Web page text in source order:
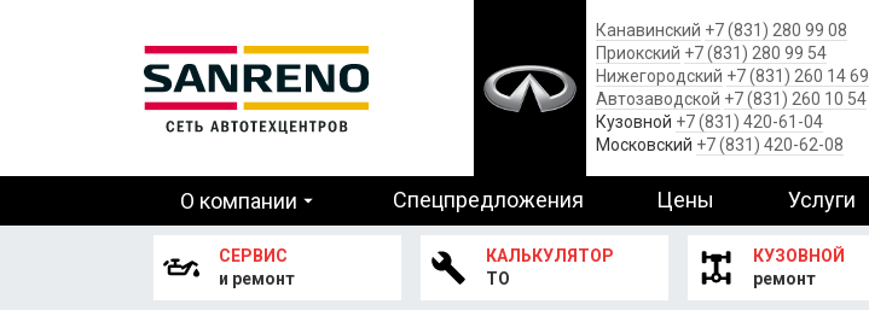
Канавинский +7 (831) 280 99 08
Приокский +7 (831) 280 99 54
Нижегородский +7 (831) 260 14 69
Автозаводской +7 (831) 260 10 54
Кузовной +7 (831) 420-61-04
Московский +7 (831) 420-62-08
Основная
навигация
О компании Спецпредложения Цены Услуги
СЕРВИС
и ремонт
КАЛЬКУЛЯТОР
ТО
КУЗОВНОЙ
ремонт